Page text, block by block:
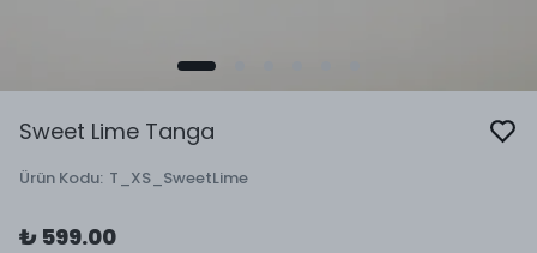
Sweet Lime Tanga
Ürün Kodu: T_XS_SweetLime
₺ 599.00